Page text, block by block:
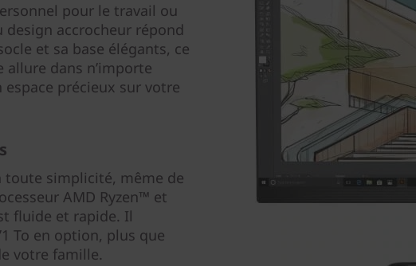
pour le travail ou
accrocheur répond
et sa base élégants, ce
allure dans n’importe
précieux sur votre
toute simplicité, même de
AMD Ryzen™ et
fluide et rapide. Il
To en option, plus que
votre famille.